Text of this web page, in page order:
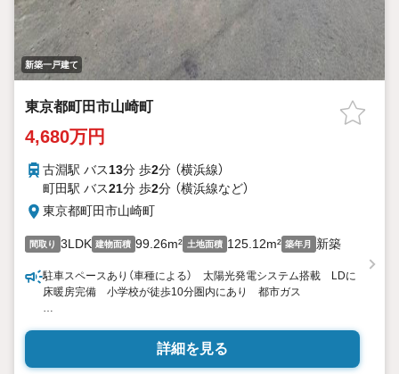
新築一戸建て
東京都町田市山崎町
4,680万円
古淵駅 バス13分 歩2分 （横浜線）
町田駅 バス21分 歩2分 （横浜線など）
東京都町田市山崎町
間取り 3LDK 建物面積 99.26m² 土地面積 125.12m² 築年月 新築
駐車スペースあり（車種による） 太陽光発電システム搭載 LDに
床暖房完備 小学校が徒歩10分圏内にあり 都市ガス
お客様のお話をきちんとお聞きし、しっかり話し合う「心」のコミ
詳細を見る